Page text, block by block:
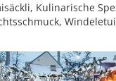
Kulinarische